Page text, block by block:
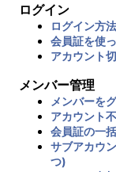
ログイン
ログイン方法
会員証を使
アカウント
メンバー管理
メンバーを
アカウント
会員証の一
サブアカウ
つ)